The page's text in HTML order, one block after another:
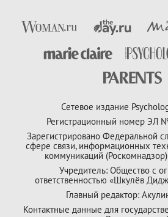
Сетевое издание
Регистрационный номер ЭЛ
Зарегистрировано Федеральной
сфере связи, информационных
коммуникаций
Учредитель: Общество с
ответственностью «Шкулёв
Главный редактор:
Контактные данные для